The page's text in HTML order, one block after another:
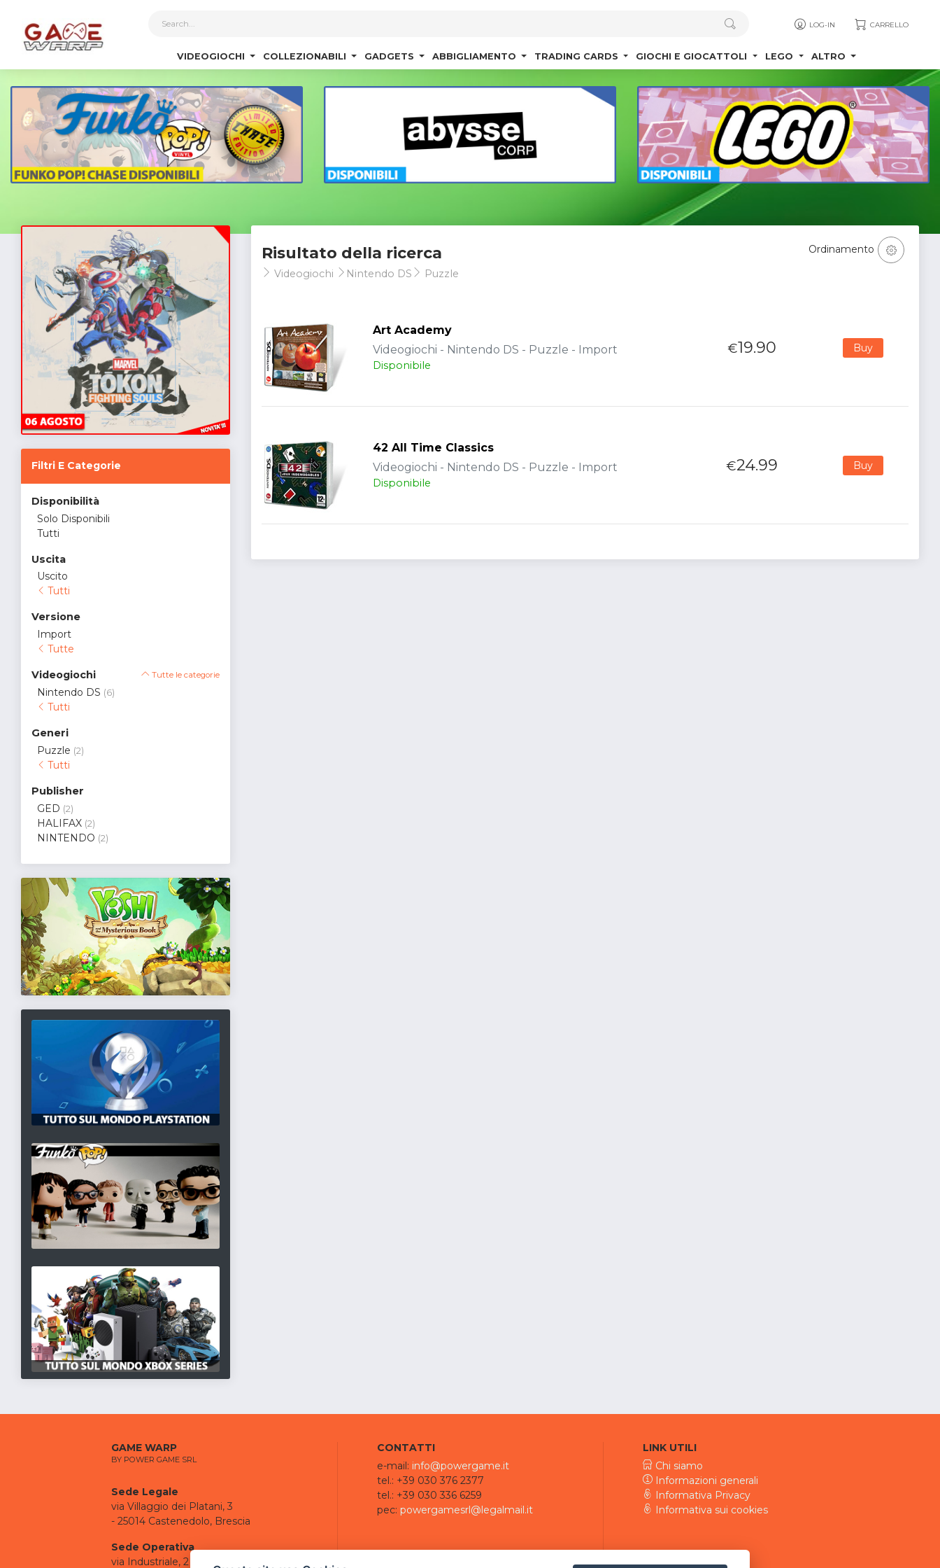
LOG-IN CARRELLO
VIDEOGIOCHI COLLEZIONABILI GADGETS ABBIGLIAMENTO TRADING CARDS GIOCHI E GIOCATTOLI LEGO ALTRO
Filtri E Categorie
Disponibilità
Solo Disponibili
Tutti
Uscita
Uscito
Tutti
Versione
Import
Tutte
Videogiochi Tutte le categorie
Nintendo DS (6)
Tutti
Generi
Puzzle (2)
Tutti
Publisher
GED (2)
HALIFAX (2)
NINTENDO (2)
Risultato della ricerca
Videogiochi Nintendo DS Puzzle
Ordinamento
Art Academy
Videogiochi - Nintendo DS - Puzzle - Import
Disponibile
€19.90 Buy
42 All Time Classics
Videogiochi - Nintendo DS - Puzzle - Import
Disponibile
€24.99 Buy
GAME WARP
BY POWER GAME SRL
Sede Legale
via Villaggio dei Platani, 3
- 25014 Castenedolo, Brescia
Sede Operativa
via Industriale, 2 - 25082 Botticino, BS
CONTATTI
e-mail: info@powergame.it
tel.: +39 030 376 2377
tel.: +39 030 336 6259
pec: powergamesrl@legalmail.it
LINK UTILI
Chi siamo
Informazioni generali
Informativa Privacy
Informativa sui cookies